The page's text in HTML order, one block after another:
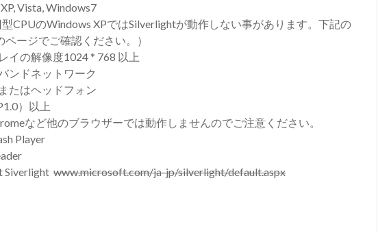
Vista, Windows7
型CPUのWindows XPではSilverlightが動作しない事があります。下記の
ページでご確認ください。）
イの解像度1024 * 768 以上
ンドネットワーク
たはヘッドフォン
）以上
など他のブラウザーでは動作しませんのでご注意ください。
Player
Siverlight www.microsoft.com/ja-jp/silverlight/default.aspx